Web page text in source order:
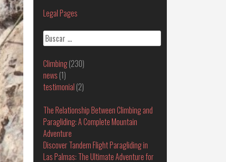
Legal Pages
Buscar:
Climbing(230)
news (1)
testimonial (2)
The Relationship Between Climbing and
Paragliding: A Complete Mountain
Adventure
Discover Tandem Flight Paragliding in
Las Palmas: The Ultimate Adventure for